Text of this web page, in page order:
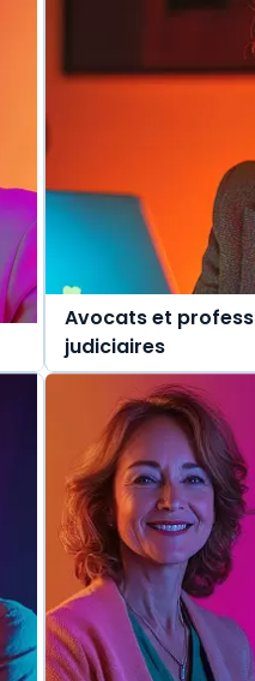
Avocats et
judiciaires
Des solutions tout-
pensées pour les
judiciaires.
Une offre globale
vos missions au